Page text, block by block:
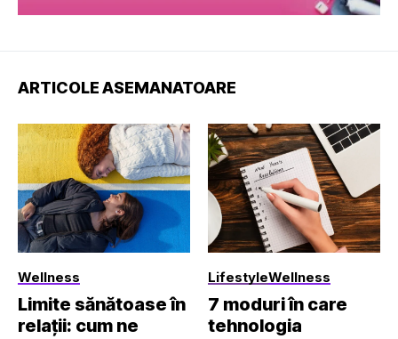
ARTICOLE ASEMANATOARE
Wellness
Limite sănătoase în
relații: cum ne
LifestyleWellness
7 moduri în care
tehnologia